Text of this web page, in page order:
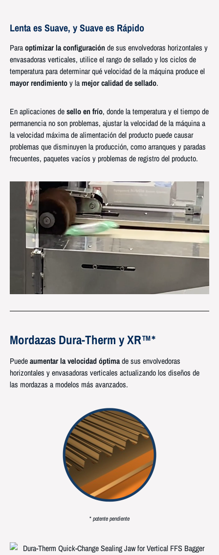
Lentaes Suave, y Suave es Rápido
Paraoptimizar la configuraciónde sus envolvedoras horizontales y
envasadoras verticales, utilice el rango de sellado y los ciclos de
temperatura para determinar qué velocidad de la máquina produce el
mayor rendimientoy lamejor calidad de sellado.
En aplicaciones desello en frío, donde la temperatura y el tiempo de
permanencia no son problemas, ajustar la velocidad de la máquina a
la velocidad máxima de alimentación del producto puede causar
problemas que disminuyen la producción, como arranques y paradas
frecuentes, paquetes vacíos y problemas de registro del producto.
Mordazas Dura-Therm y XR™*
Puedeaumentar la velocidad óptimade sus envolvedoras
horizontales y envasadoras verticales actualizando los diseños de
las mordazas a modelos más avanzados.
*patente pendiente